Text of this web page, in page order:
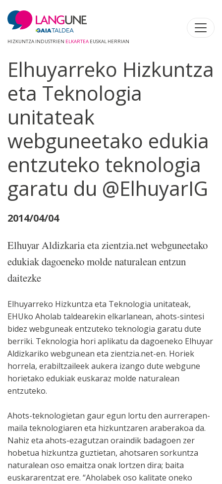
HIZKUNTZA INDUSTRIEN ELKARTEA EUSKAL HERRIAN
Elhuyarreko Hizkuntza
eta Teknologia
unitateak
webguneetako edukia
entzuteko teknologia
garatu du @ElhuyarIG
2014/04/04
Elhuyar Aldizkaria eta zientzia.net webguneetako
edukiak dagoeneko molde naturalean entzun
daitezke
Elhuyarreko Hizkuntza eta Teknologia unitateak,
EHUko Aholab taldearekin elkarlanean, ahots-sintesi
bidez webguneak entzuteko teknologia garatu dute
berriki. Teknologia hori aplikatu da dagoeneko Elhuyar
Aldizkariko webgunean eta zientzia.net-en. Horiek
horrela, erabiltzaileek aukera izango dute webgune
horietako edukiak euskaraz molde naturalean
entzuteko.
Ahots-teknologietan gaur egun lortu den aurrerapen-
maila teknologiaren eta hizkuntzaren araberakoa da.
Nahiz eta ahots-ezagutzan oraindik badagoen zer
hobetua hizkuntza guztietan, ahotsaren sorkuntza
naturalean oso emaitza onak lortzen dira; baita
euskararentzat ere. “Aholabek oso kalitate oneko